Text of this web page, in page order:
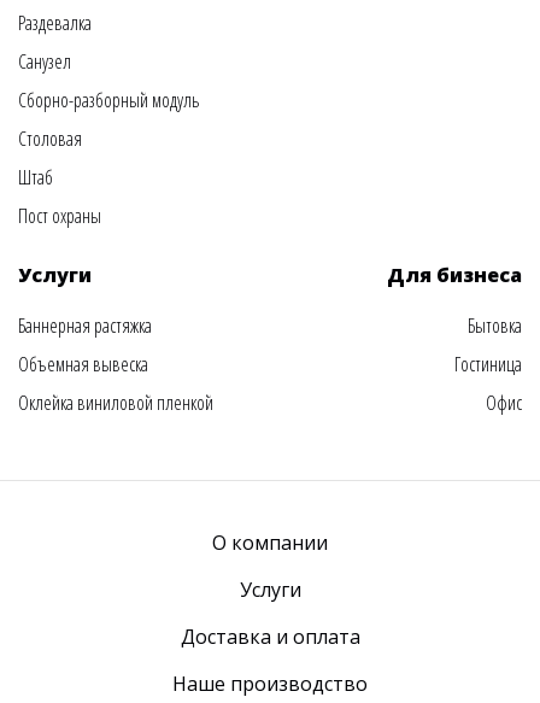
Раздевалка
Санузел
Сборно-разборный модуль
Столовая
Штаб
Пост охраны
Услуги
Баннерная растяжка
Объемная вывеска
Оклейка виниловой пленкой
Для бизнеса
Бытовка
Гостиница
Офис
О компании
Услуги
Доставка и оплата
Наше производство